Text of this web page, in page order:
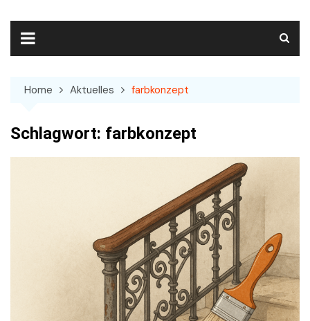
content
Home Aktuelles farbkonzept
Schlagwort: farbkonzept